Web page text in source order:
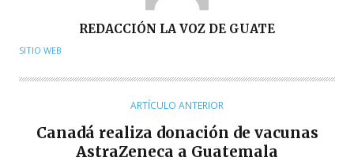
U
O
REDACCIÓN LA VOZ DE GUATE
SITIO WEB
ARTÍCULO ANTERIOR
Canadá realiza donación de vacunas
AstraZeneca a Guatemala